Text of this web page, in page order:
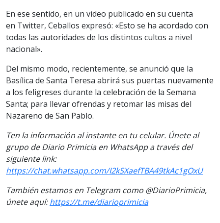
En ese sentido, en un video publicado en su cuenta
en Twitter, Ceballos expresó: «Esto se ha acordado con
todas las autoridades de los distintos cultos a nivel
nacional».
Del mismo modo, recientemente, se anunció que la
Basílica de Santa Teresa abrirá sus puertas nuevamente
a los feligreses durante la celebración de la Semana
Santa; para llevar ofrendas y retomar las misas del
Nazareno de San Pablo.
Ten la información al instante en tu celular. Únete al
grupo de Diario Primicia en WhatsApp a través del
siguiente link:
https://chat.whatsapp.com/I2kSXaefTBA49tkAc1gOxU
También estamos en Telegram como @DiarioPrimicia,
únete aquí:https://t.me/diarioprimicia